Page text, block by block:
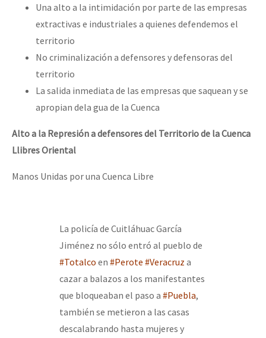
Una alto a la intimidación por parte de las empresas
extractivas e industriales a quienes defendemos el
territorio
No criminalización a defensores y defensoras del
territorio
La salida inmediata de las empresas que saquean y se
apropian dela gua de la Cuenca
Alto a la Represión a defensores del Territorio de la Cuenca
Llibres Oriental
Manos Unidas por una Cuenca Libre
La policía de Cuitláhuac García
Jiménez no sólo entró al pueblo de
#Totalco en #Perote #Veracruz a
cazar a balazos a los manifestantes
que bloqueaban el paso a #Puebla,
también se metieron a las casas
descalabrando hasta mujeres y